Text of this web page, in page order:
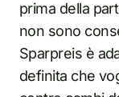
prima della
non sono
Sparpreis è
definita che